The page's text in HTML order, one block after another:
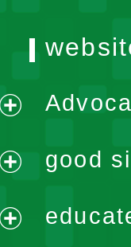
menu
menu
good